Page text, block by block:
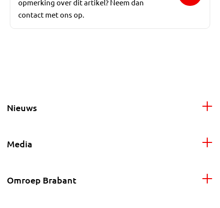
opmerking over dit artikel? Neem dan
contact met ons op.
Nieuws
Media
Omroep Brabant